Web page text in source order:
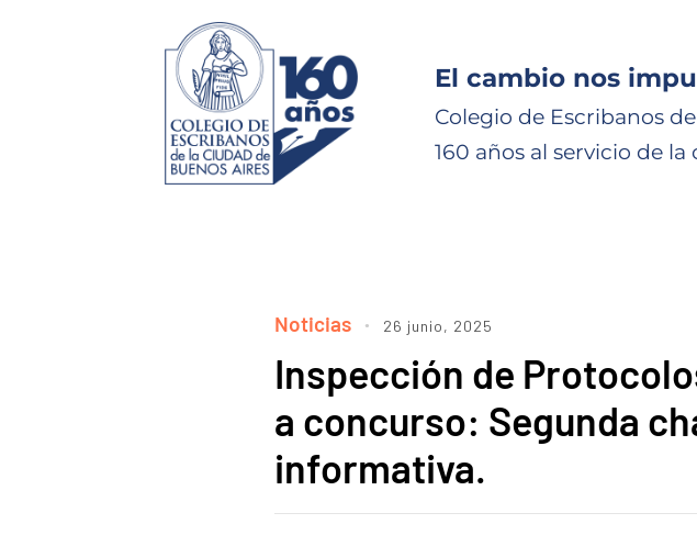
El cambio nos
Colegio de Escribanos
160 años al servicio de
Noticias 26 junio, 2025
Inspección de
a concurso: Segunda
informativa.